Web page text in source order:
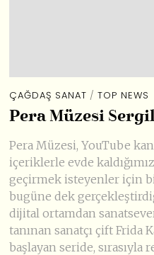
ÇAĞDAŞ SANAT / TOP NEWS
Pera Müzesi
Pera Müzesi, YouTube
içeriklerle evde
geçirmek isteyenler için
bugüne dek
dijital ortamdan
tanınan sanatçı çift Frida
başlayan seride, sırasıyla